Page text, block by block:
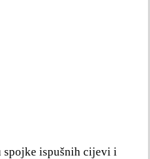
ispušnih cijevi i